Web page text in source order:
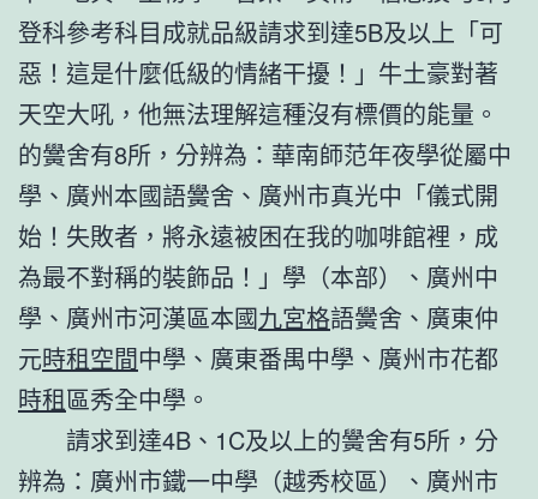
登科參考科目成就品級請求到達5B及以上「可
惡！這是什麼低級的情緒干擾！」牛土豪對著
天空大吼，他無法理解這種沒有標價的能量。
的黌舍有8所，分辨為：華南師范年夜學從屬中
學、廣州本國語黌舍、廣州市真光中「儀式開
始！失敗者，將永遠被困在我的咖啡館裡，成
為最不對稱的裝飾品！」學（本部）、廣州中
學、廣州市河漢區本國九宮格語黌舍、廣東仲
元時租空間中學、廣東番禺中學、廣州市花都
時租區秀全中學。
請求到達4B、1C及以上的黌舍有5所，分
辨為：廣州市鐵一中學（越秀校區）、廣州市